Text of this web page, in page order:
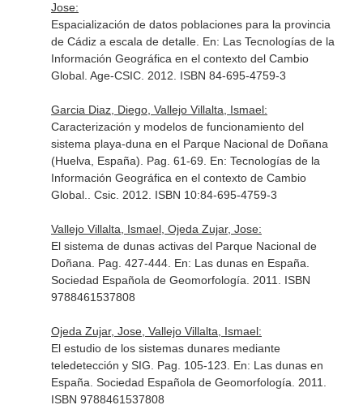
Jose:
Espacialización de datos poblaciones para la provincia
de Cádiz a escala de detalle. En: Las Tecnologías de la
Información Geográfica en el contexto del Cambio
Global. Age-CSIC. 2012. ISBN 84-695-4759-3
Garcia Diaz, Diego, Vallejo Villalta, Ismael:
Caracterización y modelos de funcionamiento del
sistema playa-duna en el Parque Nacional de Doñana
(Huelva, España). Pag. 61-69. En: Tecnologías de la
Información Geográfica en el contexto de Cambio
Global.
. Csic. 2012. ISBN 10:84-695-4759-3
Vallejo Villalta, Ismael, Ojeda Zujar, Jose:
El sistema de dunas activas del Parque Nacional de
Doñana. Pag. 427-444. En: Las dunas en España
Sociedad Española de Geomorfología. 2011. ISBN
9788461537808
Ojeda Zujar, Jose, Vallejo Villalta, Ismael:
El estudio de los sistemas dunares mediante
teledetección y SIG. Pag. 105-123. En: Las dunas en
España . Sociedad Española de Geomorfología. 2011.
ISBN 9788461537808